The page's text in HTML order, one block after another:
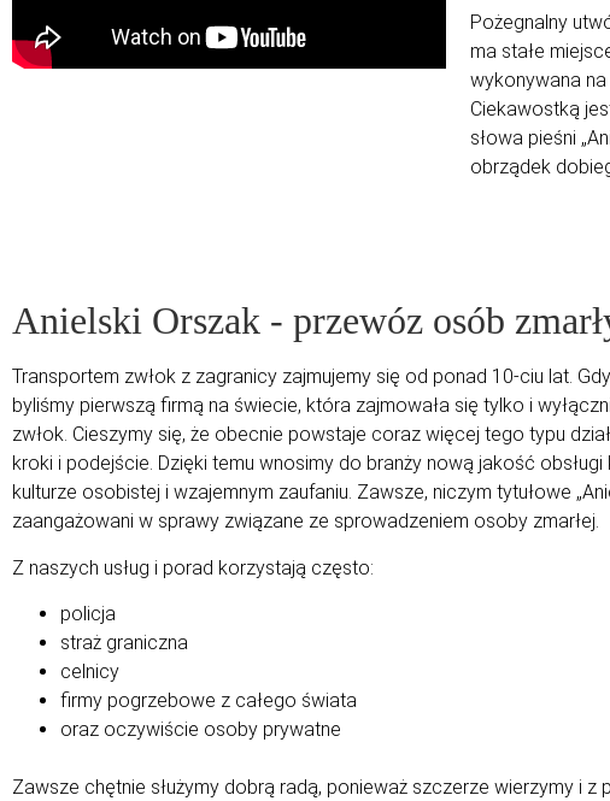
Pożegnalny
ma stałe
wykonywana
Ciekawostką
słowa pieśni
obrządek
Anielski Orszak - przewóz osób
Transportem zwłok z zagranicy zajmujemy się od ponad 10-ciu lat.
byliśmy pierwszą firmą na świecie, która zajmowała się tylko i
zwłok. Cieszymy się, że obecnie powstaje coraz więcej tego typu
kroki i podejście. Dzięki temu wnosimy do branży nową jakość
kulturze osobistej i wzajemnym zaufaniu. Zawsze, niczym tytułowe
zaangażowani w sprawy związane ze sprowadzeniem osoby zmarłej.
Z naszych usług i porad korzystają często:
policja
straż graniczna
celnicy
firmy pogrzebowe z całego świata
oraz oczywiście osoby prywatne
Zawsze chętnie służymy dobrą radą, ponieważ szczerze wierzymy i